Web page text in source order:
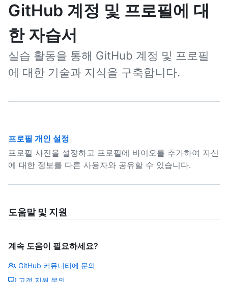
GitHub 계정 및 프로필에 대
한 자습서
실습 활동을 통해 GitHub 계정 및 프로필
에 대한 기술과 지식을 구축합니다.
프로필 개인 설정
프로필 사진을 설정하고 프로필에 바이오를 추가하여 자신
에 대한 정보를 다른 사용자와 공유할 수 있습니다.
도움말 및 지원
계속 도움이 필요하세요?
GitHub 커뮤니티에 문의
고객 지원 문의